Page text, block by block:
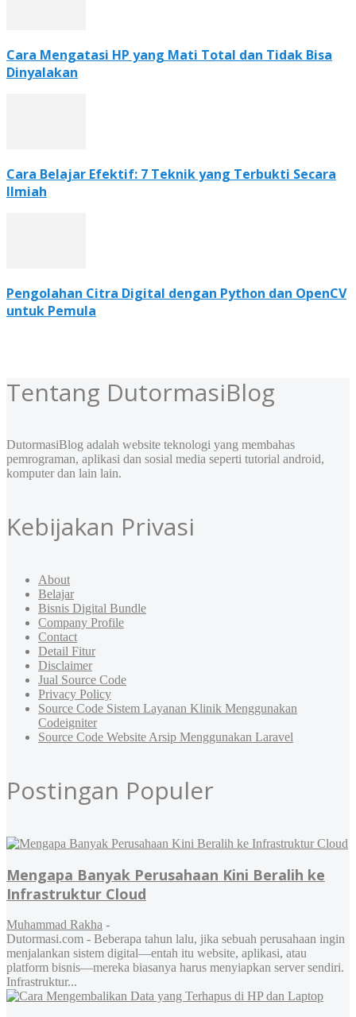
Cara Mengatasi HP yang Mati Total dan Tidak Bisa
Dinyalakan
Cara Belajar Efektif: 7 Teknik yang Terbukti Secara
Ilmiah
Pengolahan Citra Digital dengan Python dan OpenCV
untuk Pemula
Tentang DutormasiBlog
DutormasiBlog adalah website teknologi yang membahas
pemrograman, aplikasi dan sosial media seperti tutorial android,
komputer dan lain lain.
Kebijakan Privasi
About
Belajar
Bisnis Digital Bundle
Company Profile
Contact
Detail Fitur
Disclaimer
Jual Source Code
Privacy Policy
Source Code Sistem Layanan Klinik Menggunakan
Codeigniter
Source Code Website Arsip Menggunakan Laravel
Postingan Populer
Mengapa Banyak Perusahaan Kini Beralih ke
Infrastruktur Cloud
Muhammad Rakha -
Dutormasi.com - Beberapa tahun lalu, jika sebuah perusahaan ingin
menjalankan sistem digital—entah itu website, aplikasi, atau
platform bisnis—mereka biasanya harus menyiapkan server sendiri.
Infrastruktur...